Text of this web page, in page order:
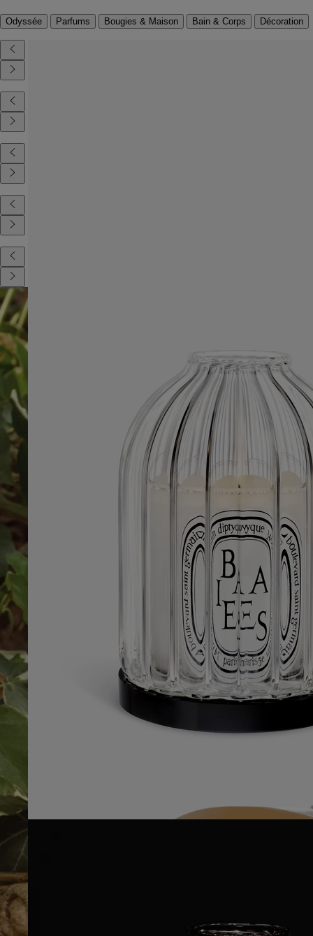
Odyssée Parfums Bougies & Maison Bain & Corps Décoration